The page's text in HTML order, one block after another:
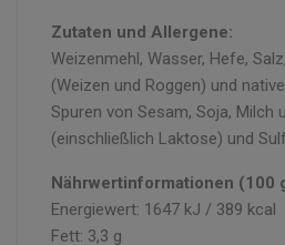
Zutaten und Allergene:
Weizenmehl, Wasser, Hefe,
(Weizen und Roggen) und
Spuren von Sesam, Soja, Milch
(einschließlich Laktose) und
Nährwertinformationen (100
Energiewert: 1647 kJ / 389 kcal
Fett: 3,3 g